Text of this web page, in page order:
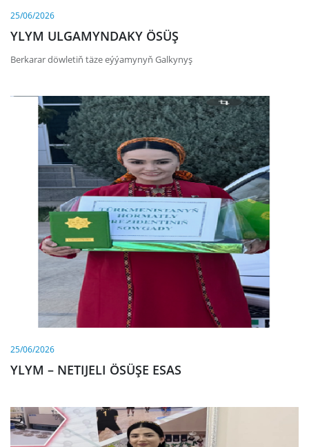
25/06/2026
YLYM ULGAMYNDAKY ÖSÜŞ
Berkarar döwletiň täze eýýamynyň Galkynyş
25/06/2026
YLYM – NETIJELI ÖSÜŞE ESAS